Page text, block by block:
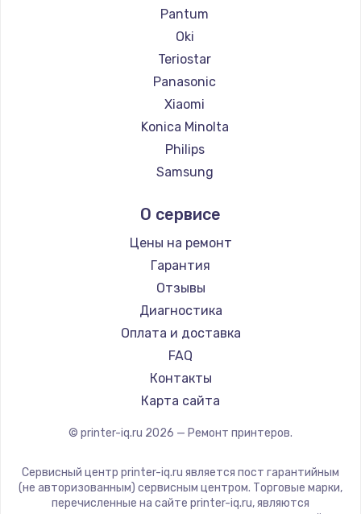
Pantum
Oki
Teriostar
Panasonic
Xiaomi
Konica Minolta
Philips
Samsung
Lexmark
Sharp
TSC
Fujitsu
Godex
О сервисе
Цены на ремонт
Гарантия
Отзывы
Диагностика
Оплата и доставка
FAQ
Контакты
Карта сайта
© printer-iq.ru 2026 — Ремонт принтеров.
Сервисный центр printer-iq.ru является пост гарантийным
(не авторизованным) сервисным центром. Торговые марки,
перечисленные на сайте printer-iq.ru, являются